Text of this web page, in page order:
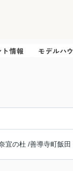
ト情報 モデルハ
宜の杜 /善導寺町飯田